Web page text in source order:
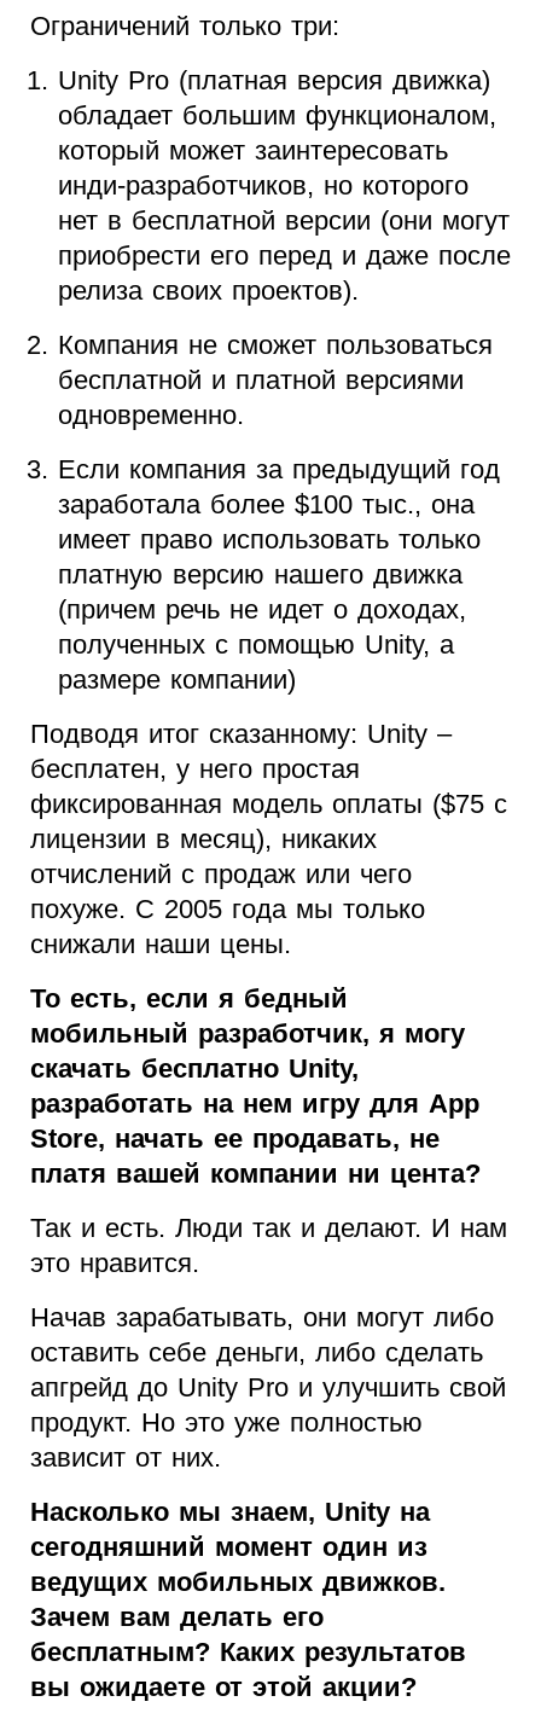
Ограничений только три:
Unity Pro (платная версия движка)
обладает большим функционалом,
который может заинтересовать
инди-разработчиков, но которого
нет в бесплатной версии (они могут
приобрести его перед и даже после
релиза своих проектов).
Компания не сможет пользоваться
бесплатной и платной версиями
одновременно.
Если компания за предыдущий год
заработала более $100 тыс., она
имеет право использовать только
платную версию нашего движка
(причем речь не идет о доходах,
полученных с помощью Unity, а
размере компании)
Подводя итог сказанному: Unity –
бесплатен, у него простая
фиксированная модель оплаты ($75 с
лицензии в месяц), никаких
отчислений с продаж или чего
похуже. С 2005 года мы только
снижали наши цены.
То есть, если я бедный
мобильный разработчик, я могу
скачать бесплатно Unity,
разработать на нем игру для App
Store, начать ее продавать, не
платя вашей компании ни цента?
Так и есть. Люди так и делают. И нам
это нравится.
Начав зарабатывать, они могут либо
оставить себе деньги, либо сделать
апгрейд до Unity Pro и улучшить свой
продукт. Но это уже полностью
зависит от них.
Насколько мы знаем, Unity на
сегодняшний момент один из
ведущих мобильных движков.
Зачем вам делать его
бесплатным? Каких результатов
вы ожидаете от этой акции?